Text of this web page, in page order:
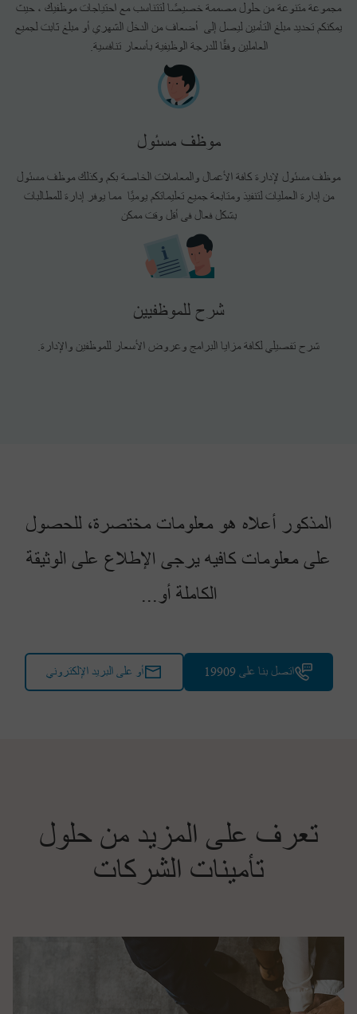
مجموعة متنوعة من حلول مصممة خصيصًا لتتناسب مع احتياجات موظفيك ، حيث
يمكنكم تحديد مبلغ التأمين ليصل إلى أضعاف من الدخل الشهري أو مبلغ ثابت لجميع
العاملين وفقًا للدرجة الوظيفية بأسعار تنافسية.
موظف مسئول
موظف مسئول لإدارة كافة الأعمال والمعاملات الخاصة بكم وكذلك موظف مسئول
من إدارة العمليات لتنفيذ ومتابعة جميع تعليماتكم يوميًا مما يوفر إدارة للمطالبات
بشكل فعال فى أقل وقت ممكن
شرح للموظفيين
شرح تفصيلي لكافة مزايا البرامج وعروض الأسعار للموظفين والإدارة.
المذكور أعلاه هو معلومات مختصرة، للحصول
على معلومات كافيه يرجى الإطلاع على الوثيقة
الكاملة أو...
اتصل بنا على 19909 أو على البريد الإلكتروني
تعرف على المزيد من حلول
تأمينات الشركات